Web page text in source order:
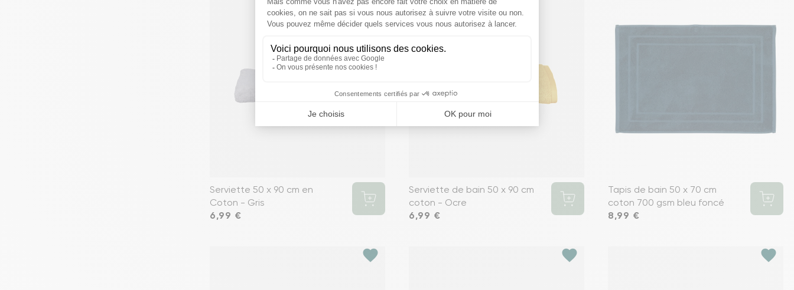
Serviette 50 x 90 cm en
Coton - Gris
Prix
6,99 €
Serviette de bain 50 x 90 cm
coton - Ocre
Prix
6,99 €
Tapis de bain 50 x 70 cm
coton 700 gsm bleu foncé
Prix
8,99 €
favorite favorite favorite